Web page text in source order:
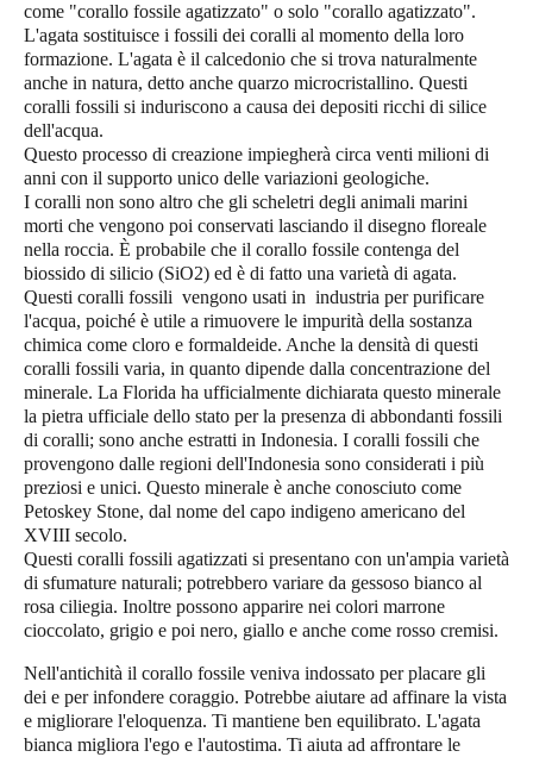
come "corallo fossile agatizzato" o solo "corallo agatizzato".
L'agata sostituisce i fossili dei coralli al momento della loro
formazione. L'agata è il calcedonio che si trova naturalmente
anche in natura, detto anche quarzo microcristallino. Questi
coralli fossili si induriscono a causa dei depositi ricchi di silice
dell'acqua.
Questo processo di creazione impiegherà circa venti milioni di
anni con il supporto unico delle variazioni geologiche.
I coralli non sono altro che gli scheletri degli animali marini
morti che vengono poi conservati lasciando il disegno floreale
nella roccia. È probabile che il corallo fossile contenga del
biossido di silicio (SiO2) ed è di fatto una varietà di agata.
Questi coralli fossili vengono usati in industria per purificare
l'acqua, poiché è utile a rimuovere le impurità della sostanza
chimica come cloro e formaldeide. Anche la densità di questi
coralli fossili varia, in quanto dipende dalla concentrazione del
minerale. La Florida ha ufficialmente dichiarata questo minerale
la pietra ufficiale dello stato per la presenza di abbondanti fossili
di coralli; sono anche estratti in Indonesia. I coralli fossili che
provengono dalle regioni dell'Indonesia sono considerati i più
preziosi e unici. Questo minerale è anche conosciuto come
Petoskey Stone, dal nome del capo indigeno americano del
XVIII secolo.
Questi coralli fossili agatizzati si presentano con un'ampia varietà
di sfumature naturali; potrebbero variare da gessoso bianco al
rosa ciliegia. Inoltre possono apparire nei colori marrone
cioccolato, grigio e poi nero, giallo e anche come rosso cremisi.
Nell'antichità il corallo fossile veniva indossato per placare gli
dei e per infondere coraggio. Potrebbe aiutare ad affinare la vista
e migliorare l'eloquenza. Ti mantiene ben equilibrato. L'agata
bianca migliora l'ego e l'autostima. Ti aiuta ad affrontare le